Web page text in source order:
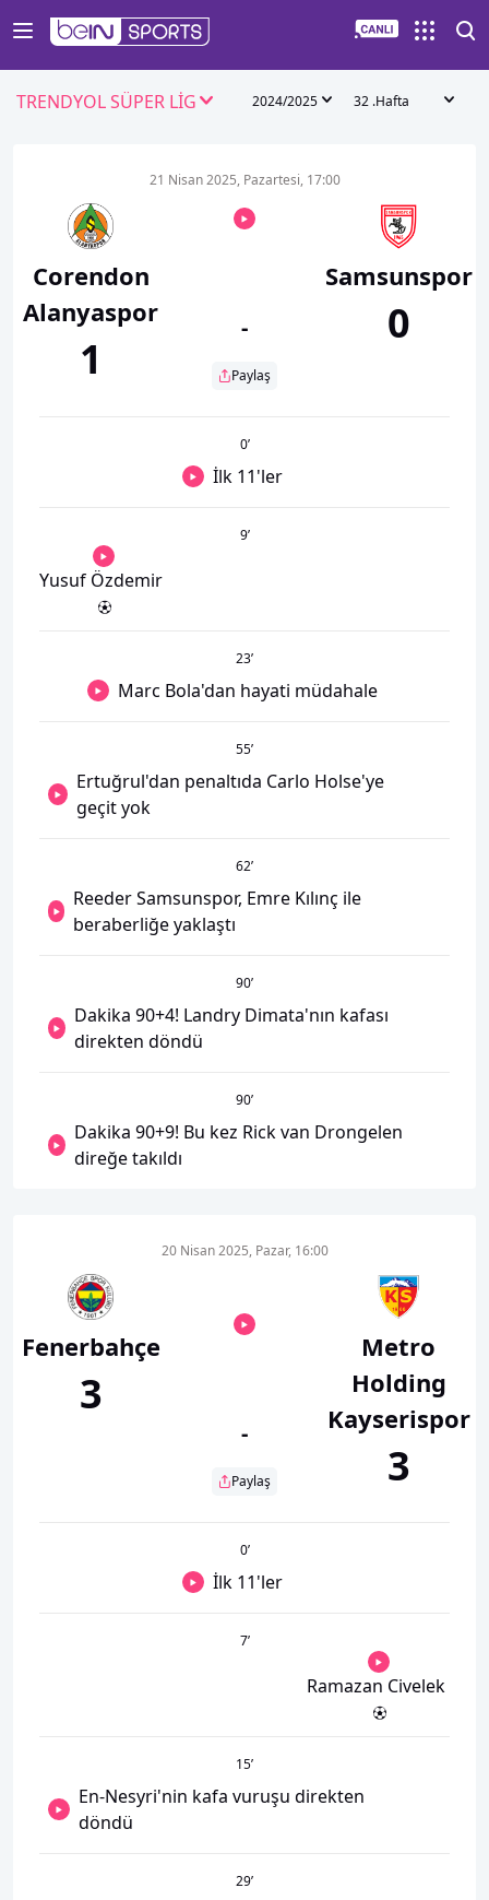
TRENDYOL SÜPER LİG 2024/2025 32 .Hafta
Corendon
Alanyaspor
1
21 Nisan 2025, Pazartesi, 17:00
-
Paylaş
Samsunspor
0
0’
İlk 11'ler
9’
Yusuf Özdemir
23’
Marc Bola'dan hayati müdahale
55’
Ertuğrul'dan penaltıda Carlo Holse'ye
geçit yok
62’
Reeder Samsunspor, Emre Kılınç ile
beraberliğe yaklaştı
90’
Dakika 90+4! Landry Dimata'nın kafası
direkten döndü
90’
Dakika 90+9! Bu kez Rick van Drongelen
direğe takıldı
Fenerbahçe
3
20 Nisan 2025, Pazar, 16:00
-
Paylaş
Metro
Holding
Kayserispor
3
0’
İlk 11'ler
7’
Ramazan Civelek
15’
En-Nesyri'nin kafa vuruşu direkten
döndü
29’